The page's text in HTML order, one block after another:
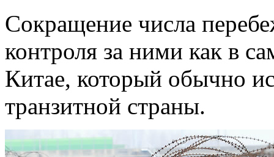
Сокращение числа
контроля за ними как в
Китае, который обычно
транзитной страны.